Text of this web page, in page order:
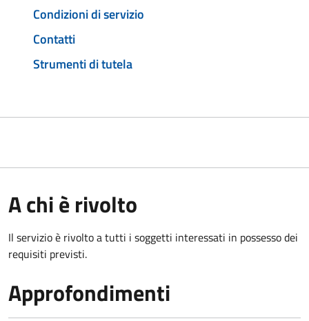
Condizioni di servizio
Contatti
Strumenti di tutela
A chi è rivolto
Il servizio è rivolto a tutti i soggetti interessati in possesso dei
requisiti previsti.
Approfondimenti